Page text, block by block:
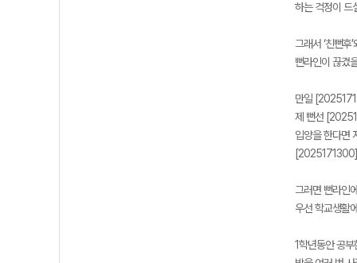
하는 걱정이 드
그래서 ‘친뻔후
뻔라인이 끊겼
만일
제 뻔선
입양을 한다면
[2025171300]
그러면 뻔라인
우선 학교생활
1학년동안 공